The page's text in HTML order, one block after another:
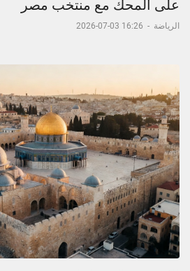
على المحك مع منتخب مصر
الرياضة -
16:26 03-07-2026